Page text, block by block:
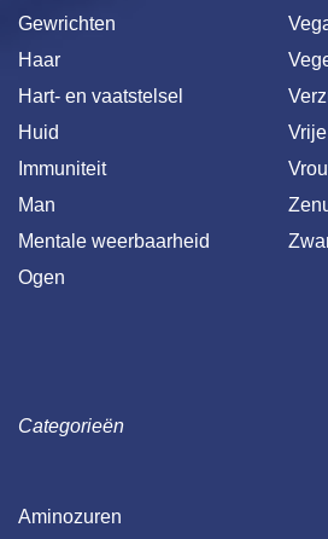
Gewrichten
Haar
Hart- en vaatstelsel
Huid
Immuniteit
Man
Mentale weerbaarheid
Ogen
Categorieën
Aminozuren